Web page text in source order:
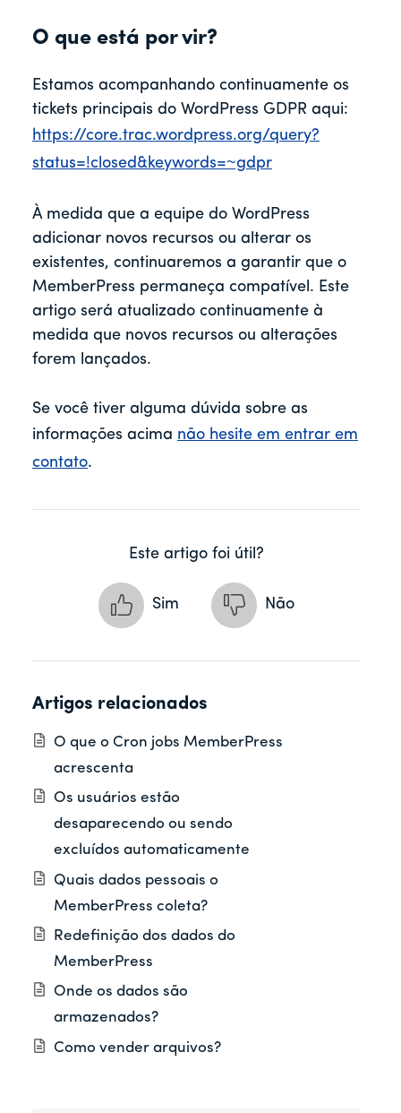
O que está por vir?
Estamos acompanhando continuamente os
tickets principais do WordPress GDPR aqui:
https://core.trac.wordpress.org/query?
status=!closed&keywords=~gdpr
À medida que a equipe do WordPress
adicionar novos recursos ou alterar os
existentes, continuaremos a garantir que o
MemberPress permaneça compatível. Este
artigo será atualizado continuamente à
medida que novos recursos ou alterações
forem lançados.
Se você tiver alguma dúvida sobre as
informações acima não hesite em entrar em
contato.
Este artigo foi útil?
Sim Não
Artigos relacionados
O que o Cron jobs MemberPress
acrescenta
Os usuários estão
desaparecendo ou sendo
excluídos automaticamente
Quais dados pessoais o
MemberPress coleta?
Redefinição dos dados do
MemberPress
Onde os dados são
armazenados?
Como vender arquivos?